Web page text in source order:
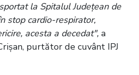
la Spitalul Judeţean de
stop cardio-respirator,
acesta a decedat", a
purtător de cuvânt IPJ